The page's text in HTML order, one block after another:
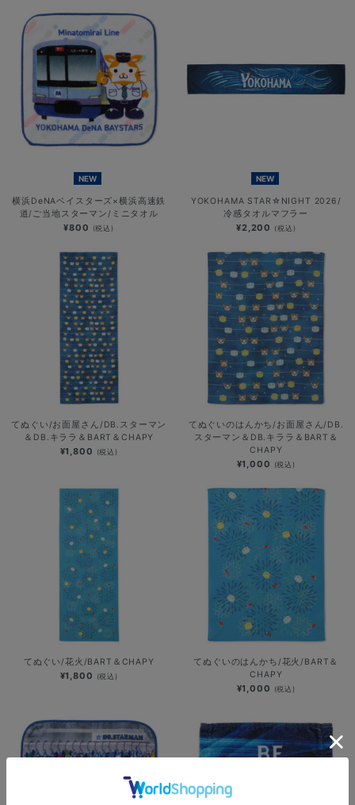
NEW
横浜DeNAベイスターズ×横浜高速鉄
道/ご当地スターマン/ミニタオル
¥800 (税込)
NEW
YOKOHAMA STAR☆NIGHT 2026/
冷感タオルマフラー
¥2,200 (税込)
てぬぐい/お面屋さん/DB.スターマン
＆DB.キララ＆BART＆CHAPY
¥1,800 (税込)
てぬぐいのはんかち/お面屋さん/DB.
スターマン＆DB.キララ＆BART＆
CHAPY
¥1,000 (税込)
てぬぐい/花火/BART＆CHAPY
¥1,800 (税込)
てぬぐいのはんかち/花火/BART＆
CHAPY
¥1,000 (税込)